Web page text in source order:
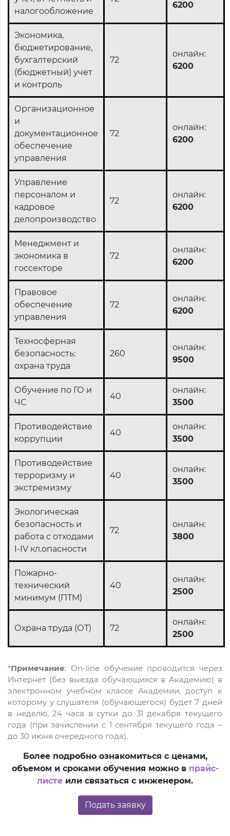
налогообложение
6200
Экономика,
бюджетирование,
бухгалтерский
(бюджетный) учет
и контроль
72
онлайн:
6200
Организационное
и
документационное
обеспечение
управления
72
онлайн:
6200
Управление
персоналом и
кадровое
делопроизводство
72
онлайн:
6200
Менеджмент и
экономика в
госсекторе
72
онлайн:
6200
Правовое
обеспечение
управления
72
онлайн:
6200
Техносферная
безопасность:
охрана труда
260
онлайн:
9500
Обучение по ГО и
ЧС
40
онлайн:
3500
Противодействие
коррупции
40
онлайн:
3500
Противодействие
терроризму и
экстремизму
40
онлайн:
3500
Экологическая
безопасность и
работа с отходами
I-IV кл.опасности
72
онлайн:
3800
Пожарно-
технический
минимум (ПТМ)
40
онлайн:
2500
Охрана труда (ОТ) 72
онлайн:
2500
*Примечание: On-line обучение проводится через
Интернет (без выезда обучающихся в Академию) в
электронном учебном классе Академии, доступ к
которому у слушателя (обучающегося) будет 7 дней
в неделю, 24 часа в сутки до 31 декабря текущего
года (при зачислении с 1 сентября текущего года –
до 30 июня очередного года).
Более подробно ознакомиться с ценами,
объемом и сроками обучения можно в прайс-
листе или связаться с инженером.
Подать заявку